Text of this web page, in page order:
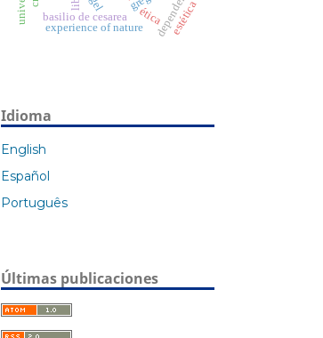
basilio de cesarea ética
experience of nature estética
Idioma
English
Español
Português
Últimas publicaciones